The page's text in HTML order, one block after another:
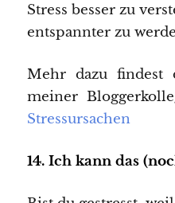
Stress besser zu
entspannter zu
Mehr dazu findest
meiner
Stressursachen
14. Ich kann das